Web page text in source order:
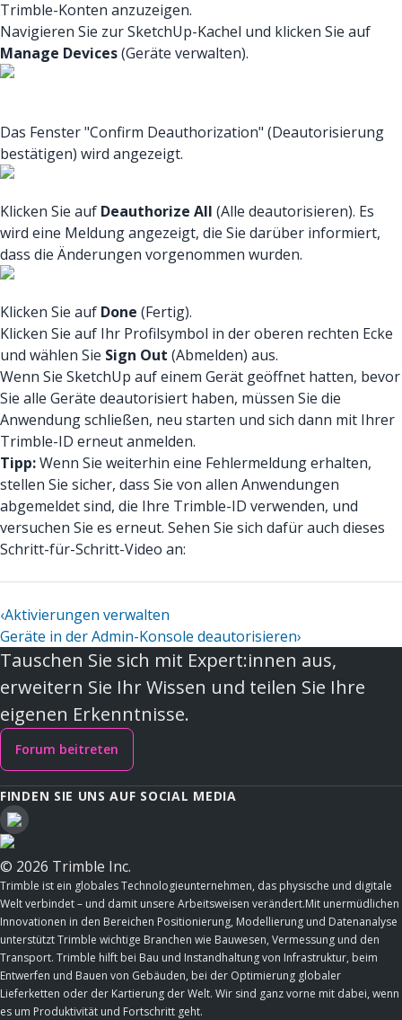
Trimble-Konten anzuzeigen.
Navigieren Sie zur SketchUp-Kachel und klicken Sie auf
Manage Devices(Geräte verwalten).
Das Fenster "Confirm Deauthorization" (Deautorisierung
bestätigen) wird angezeigt.
Klicken Sie auf Deauthorize All (Alle deautorisieren). Es
wird eine Meldung angezeigt, die Sie darüber informiert,
dass die Änderungen vorgenommen wurden.
Klicken Sie auf Done (Fertig).
Klicken Sie auf Ihr Profilsymbol in der oberen rechten Ecke
und wählen Sie Sign Out (Abmelden) aus.
Wenn Sie SketchUp auf einem Gerät geöffnet hatten, bevor
Sie alle Geräte deautorisiert haben, müssen Sie die
Anwendung schließen, neu starten und sich dann mit Ihrer
Trimble-ID erneut anmelden.
Tipp:Wenn Sie weiterhin eine Fehlermeldung erhalten,
stellen Sie sicher, dass Sie von allen Anwendungen
abgemeldet sind, die Ihre Trimble-ID verwenden, und
versuchen Sie es erneut. Sehen Sie sich dafür auch dieses
Schritt-für-Schritt-Video an:
‹Aktivierungen verwalten
Geräte in der Admin-Konsole deautorisieren›
Tauschen Sie sich mit Expert:innen aus,
erweitern Sie Ihr Wissen und teilen Sie Ihre
eigenen Erkenntnisse.
Forum beitreten
FINDEN SIE UNS AUF SOCIAL MEDIA
© 2026 Trimble Inc.
Trimble ist ein globales Technologieunternehmen, das physische und digitale
Welt verbindet – und damit unsere Arbeitsweisen verändert.Mit unermüdlichen
Innovationen in den Bereichen Positionierung, Modellierung und Datenanalyse
unterstützt Trimble wichtige Branchen wie Bauwesen, Vermessung und den
Transport. Trimble hilft bei Bau und Instandhaltung von Infrastruktur, beim
Entwerfen und Bauen von Gebäuden, bei der Optimierung globaler
Lieferketten oder der Kartierung der Welt. Wir sind ganz vorne mit dabei, wenn
es um Produktivität und Fortschritt geht.